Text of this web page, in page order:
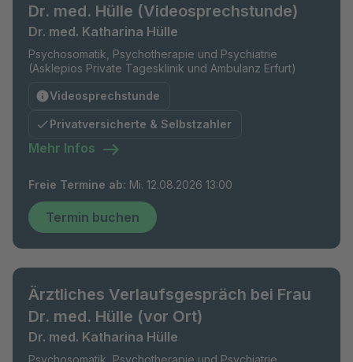
Dr. med. Hülle (Videosprechstunde)
Dr. med. Katharina Hülle
Psychosomatik, Psychotherapie und Psychiatrie
(Asklepios Private Tagesklinik und Ambulanz Erfurt)
Videosprechstunde
Privatversicherte & Selbstzahler
Mehr Infos
Freie Termine ab: Mi. 12.08.2026 13:00
Termin buchen
Ärztliches Verlaufsgespräch bei Frau
Dr. med. Hülle (vor Ort)
Dr. med. Katharina Hülle
Psychosomatik, Psychotherapie und Psychiatrie